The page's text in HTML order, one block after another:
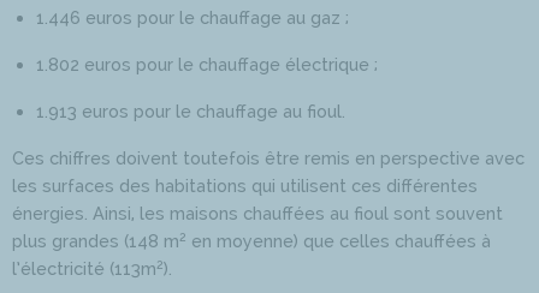
1.446 euros pour le chauffage au gaz ;
1.802 euros pour le chauffage électrique ;
1.913 euros pour le chauffage au fioul.
Ces chiffres doivent toutefois être remis en perspective avec
les surfaces des habitations qui utilisent ces différentes
énergies. Ainsi, les maisons chauffées au fioul sont souvent
plus grandes (148 m2 en moyenne) que celles chauffées à
l’électricité (113m2).